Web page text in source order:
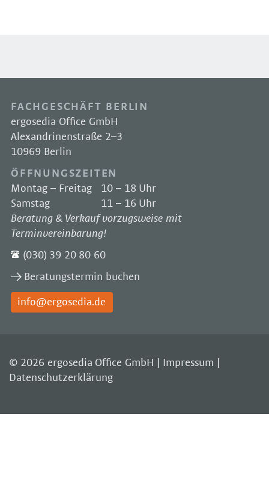
FACHGESCHÄFT BERLIN
ergosedia Office GmbH
Alexandrinenstraße 2–3
10969 Berlin
ÖFFNUNGSZEITEN
Montag – Freitag
10 – 18 Uhr
Samstag
11 – 16 Uhr
Beratung & Verkauf vorzugsweise mit
Terminvereinbarung!
(030) 39 20 80 60
Beratungstermin buchen
info@ergosedia.de
© 2026 ergosedia Office GmbH | Impressum
Datenschutzerklärung